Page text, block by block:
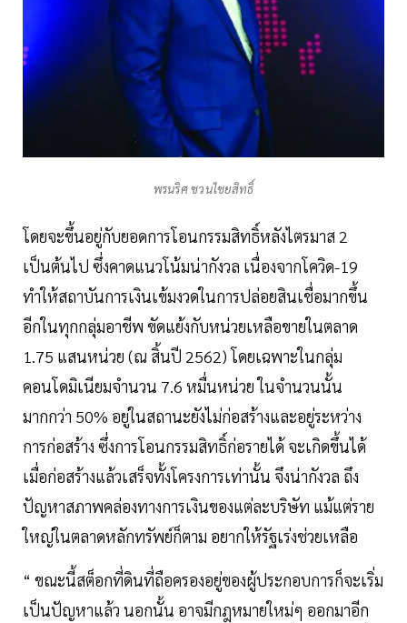
พรนริศ ชวนไชยสิทธิ์
โดยจะขึ้นอยู่กับยอดการโอนกรรมสิทธิ์หลังไตรมาส 2
เป็นต้นไป ซึ่งคาดแนวโน้มน่ากังวล เนื่องจากโควิด-19
ทำให้สถาบันการเงินเข้มงวดในการปล่อยสินเชื่อมากขึ้น
อีกในทุกกลุ่มอาชีพ ขัดแย้งกับหน่วยเหลือขายในตลาด
1.75 แสนหน่วย (ณ สิ้นปี 2562) โดยเฉพาะในกลุ่ม
คอนโดมิเนียมจำนวน 7.6 หมื่นหน่วย ในจำนวนนั้น
มากกว่า 50% อยู่ในสถานะยังไม่ก่อสร้างและอยู่ระหว่าง
การก่อสร้าง ซึ่งการโอนกรรมสิทธิ์ก่อรายได้ จะเกิดขึ้นได้
เมื่อก่อสร้างแล้วเสร็จทั้งโครงการเท่านั้น จึงน่ากังวล ถึง
ปัญหาสภาพคล่องทางการเงินของแต่ละบริษัท แม้แต่ราย
ใหญ่ในตลาดหลักทรัพย์ก็ตาม อยากให้รัฐเร่งช่วยเหลือ
“ ขณะนี้สต็อกที่ดินที่ถือครองอยู่ของผู้ประกอบการก็จะเริ่ม
เป็นปัญหาแล้ว นอกนั้น อาจมีกฎหมายใหม่ๆ ออกมาอีก